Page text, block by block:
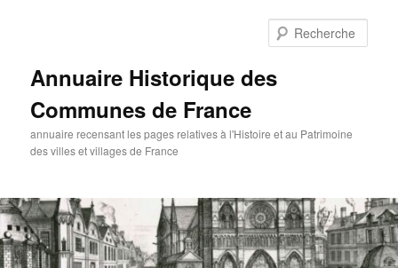
Annuaire Historique des
Communes de France
annuaire recensant les pages relatives à l'Histoire et au Patrimoine
des villes et villages de France